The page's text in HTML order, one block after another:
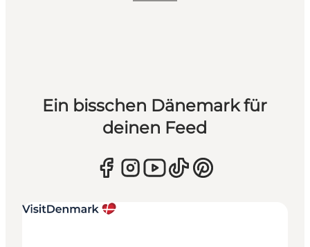
Ein bisschen Dänemark für
deinen Feed